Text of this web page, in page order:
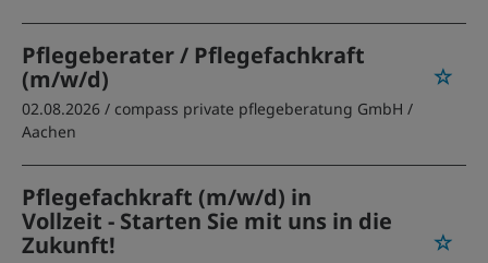
Pflegeberater / Pflegefachkraft
(m/w/d)
02.08.2026 / compass private pflegeberatung GmbH /
Aachen
Pflegefachkraft (m/w/d) in
Vollzeit - Starten Sie mit uns in die
Zukunft!